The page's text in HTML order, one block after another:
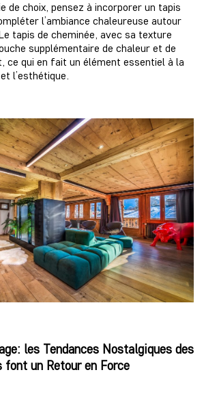
de choix, pensez à incorporer un tapis
l’ambiance chaleureuse autour
tapis de cheminée, avec sa texture
supplémentaire de chaleur et de
ce qui en fait un élément essentiel à la
l’esthétique.
les Tendances Nostalgiques des
font un Retour en Force